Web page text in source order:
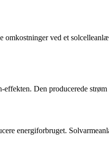
ved et
Den producerede
energiforbruget.